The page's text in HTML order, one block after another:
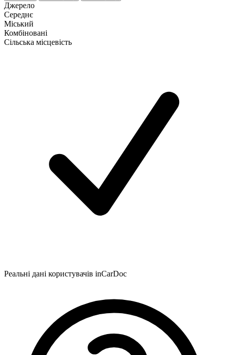
Джерело
Середнє
Міський
Комбіновані
Сільська місцевість
Реальні дані користувачів inCarDoc